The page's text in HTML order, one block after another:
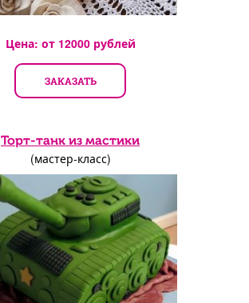
Цена: от 12000рублей
ЗАКАЗАТЬ
Торт-танк из мастики
(мастер-класс)